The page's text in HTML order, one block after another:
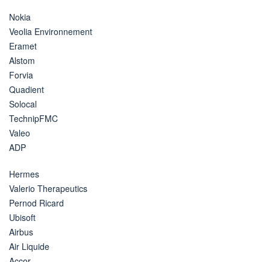
Nokia
Veolia Environnement
Eramet
Alstom
Forvia
Quadient
Solocal
TechnipFMC
Valeo
ADP
Hermes
Valerio Therapeutics
Pernod Ricard
Ubisoft
Airbus
Air Liquide